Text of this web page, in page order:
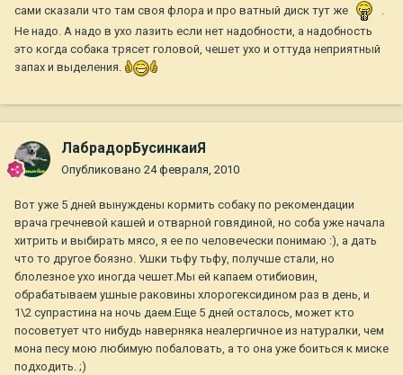
сами сказали что там своя флора и про ватный диск тут же
.
Не надо. А надо в ухо лазить если нет надобности, а надобность
это когда собака трясет головой, чешет ухо и оттуда неприятный
запах и выделения.
ЛабрадорБусинкаиЯ
Опубликовано 24 февраля, 2010
Вот уже 5 дней вынуждены кормить собаку по рекомендации
врача гречневой кашей и отварной говядиной, но соба уже начала
хитрить и выбирать мясо, я ее по человечески понимаю :), а дать
что то другое боязно. Ушки тьфу тьфу, получше стали, но
блолезное ухо иногда чешет.Мы ей капаем отибиовин,
обрабатываем ушные раковины хлорогексидином раз в день, и
1\2 супрастина на ночь даем.Еще 5 дней осталось, может кто
посоветует что нибудь наверняка неалергичное из натуралки, чем
мона песу мою любимую побаловать, а то она уже боиться к миске
подходить. ;)